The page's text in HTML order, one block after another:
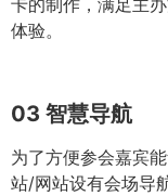
卡的制作，满足主
体验。
03 智慧导航
为了方便参会嘉宾
站/网站设有会场导